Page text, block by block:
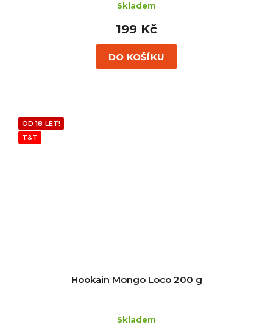
Skladem
199 Kč
DO KOŠÍKU
OD 18 LET!
T&T
Hookain Mongo Loco 200 g
Skladem